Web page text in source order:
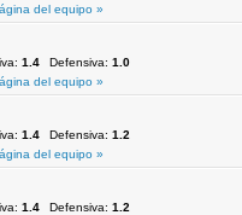
del equipo »
1.4 Defensiva: 1.0
del equipo »
1.4 Defensiva: 1.2
del equipo »
1.4 Defensiva: 1.2